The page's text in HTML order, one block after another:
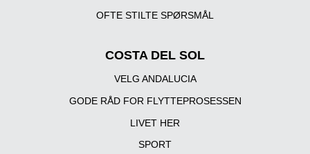
OFTE STILTE SPØRSMÅL
COSTA DEL SOL
VELG ANDALUCIA
GODE RÅD FOR FLYTTEPROSESSEN
LIVET HER
SPORT